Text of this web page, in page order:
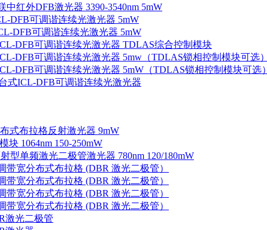
中红外DFB激光器 3390-3540nm 5mW
DFB可调谐连续光激光器 5mW
DFB可调谐连续光激光器 5mW
DFB可调谐连续光激光器 TDLAS综合控制模块
DFB可调谐连续光激光器 5mw（TDLAS锁相控制模块可选）
DFB可调谐连续光激光器 5mW（TDLAS锁相控制模块可选）
式ICL-DFB可调谐连续光激光器
式布拉格反射激光器 9mW
块 1064nm 150-250mW
型单频激光二极管激光器 780nm 120/180mW
带宽分布式布拉格 (DBR 激光二极管）
带宽分布式布拉格 (DBR 激光二极管）
带宽分布式布拉格 (DBR 激光二极管）
带宽分布式布拉格 (DBR 激光二极管）
激光二极管